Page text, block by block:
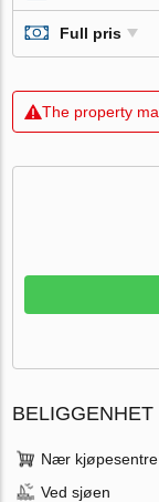
Full pris
The property
BELIGGENHET
Nær kjøpesentre
Ved sjøen